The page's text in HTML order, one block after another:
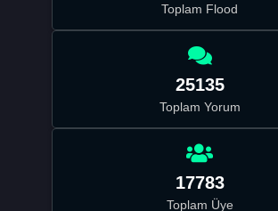
Toplam Flood
25135
Toplam Yorum
17783
Toplam Üye